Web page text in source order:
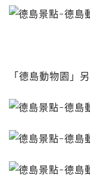
「德島動物園」